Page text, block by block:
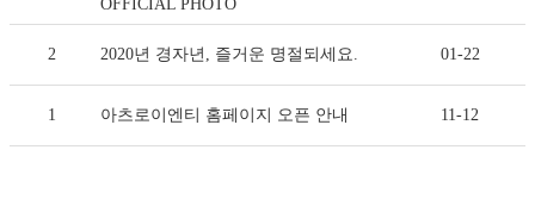
OFFICIAL PHOTO
2 2020년 경자년, 즐거운 명절되세요. 01-22
1 아츠로이엔티 홈페이지 오픈 안내 11-12